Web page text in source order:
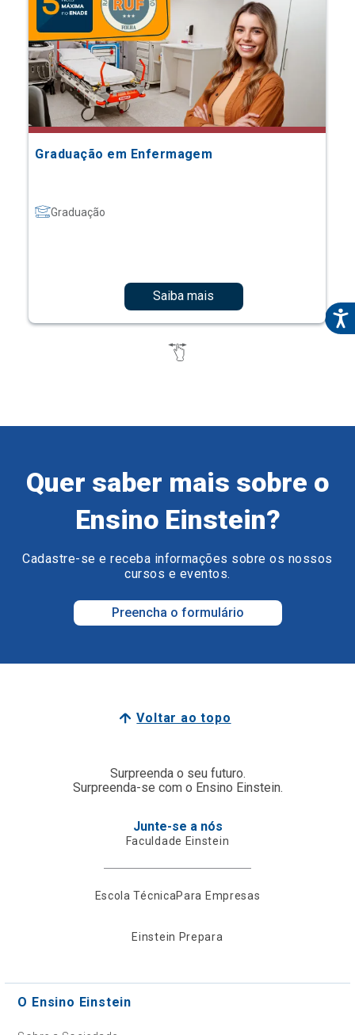
Graduação em Enfermagem
Graduação
Saiba mais
Quer saber mais sobre o
Ensino Einstein?
Cadastre-se e receba informações sobre os nossos
cursos e eventos.
Preencha o formulário
Voltar ao topo
Surpreenda o seu futuro.
Surpreenda-se com o Ensino Einstein.
Junte-se a nós
Faculdade Einstein
Escola TécnicaPara Empresas
Einstein Prepara
O Ensino Einstein